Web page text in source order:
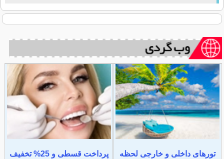
تورهای داخلی و خارجی لحظه
پرداخت قسطی و 25% تخفیف